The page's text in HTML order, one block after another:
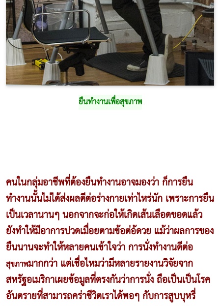
ยืนทำงานเพื่อสุขภาพ
คนในกลุ่มอาชีพที่ต้องยืนทำงานอาจมองว่า ก็การยืน
ทำงานนั้นไม่ได้ส่งผลดีต่อร่างกายเท่าไหร่นัก เพราะการยืน
เป็นเวลานานๆ นอกจากจะก่อให้เกิดเส้นเลือดขอดแล้ว
ยังทำให้มีอาการปวดเมื่อยตามข้อต่อ้ดวย แม้ว่าผลการของ
ยืนนานจะทำให้หลายคนเข้าใจว่า การนั่งทำงานดีต่อ
สุขภาพมากกว่า แต่เชื่อไหมว่ามีหลายรายงานวิจัยจาก
สหรัฐอเมริกาเผยข้อมูลที่ตรงกันว่าการนั่ง ถือเป็นเป็นโรค
อันตรายที่สามารถคร่าชีวิตเราได้พอๆ กับการสูบบุหรี่